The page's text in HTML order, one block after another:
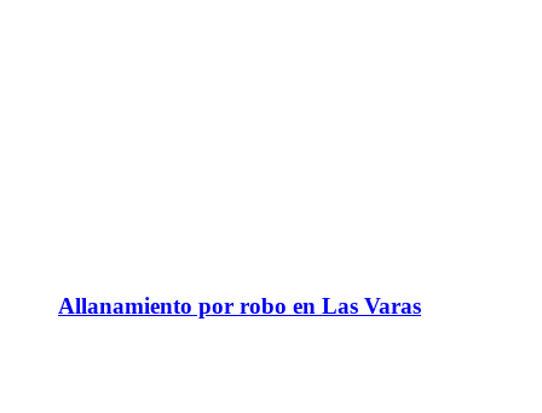
Allanamiento por robo en Las Varas